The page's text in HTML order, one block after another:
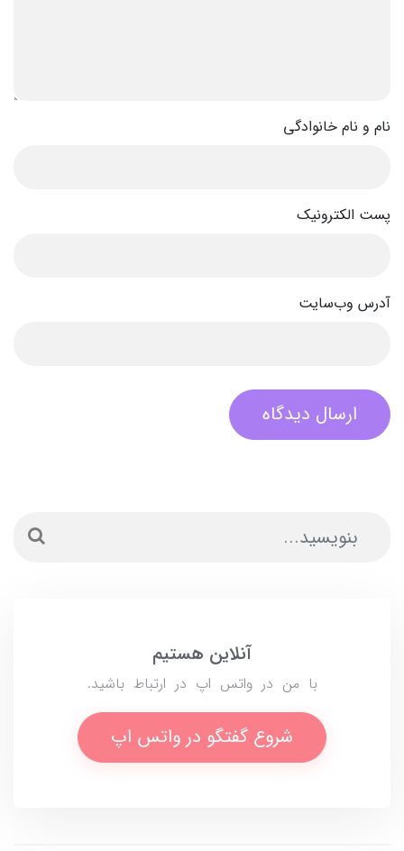
نام و نام خانوادگی
پست الکترونیک
آدرس وب‌سایت
ارسال دیدگاه
آنلاین هستیم
با من در واتس اپ در ارتباط باشید.
شروع گفتگو در واتس اپ